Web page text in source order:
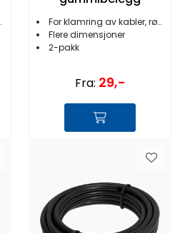
For klamring av kabler, rør etc.
Flere dimensjoner
2-pakk
Fra: 29,-